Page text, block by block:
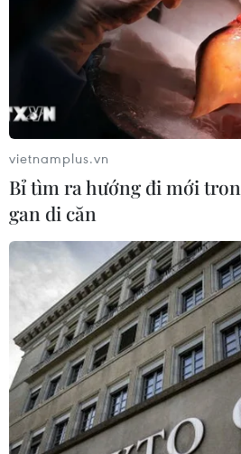
vietnamplus.vn
Bỉ tìm ra hướng đi mới
gan di căn